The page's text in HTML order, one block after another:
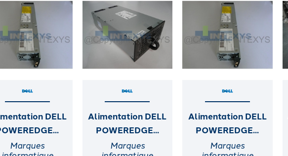
DELL
Marques
Alimentation DELL
POWEREDGE...
Marques
Alimentation DELL
POWEREDGE...
Marques